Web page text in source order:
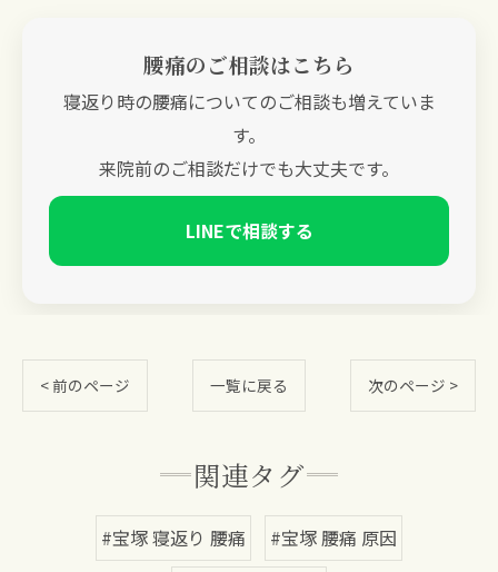
腰痛のご相談はこちら
寝返り時の腰痛についてのご相談も増えていま
す。
来院前のご相談だけでも大丈夫です。
LINEで相談する
< 前のページ 一覧に戻る 次のページ >
関連タグ
#宝塚 寝返り 腰痛
#宝塚 腰痛 原因